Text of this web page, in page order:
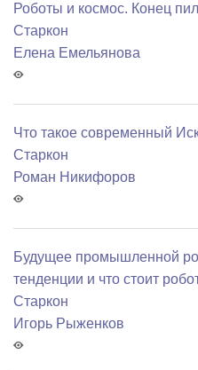
Роботы и космос. Конец
Старкон
Елена Емельянова
Что такое современный
Старкон
Роман Никифоров
Будущее промышленной
тенденции и что стоит
Старкон
Игорь Рыженков